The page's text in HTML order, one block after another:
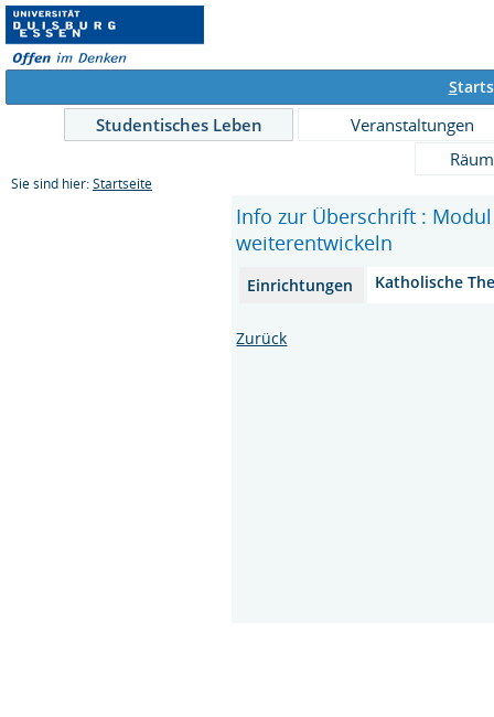
S
Studentisches Leben
Veranstaltungen
Sie sind hier: Startseite
Info zur Überschrift :
weiterentwickeln
Einrichtungen Katholische
Zurück